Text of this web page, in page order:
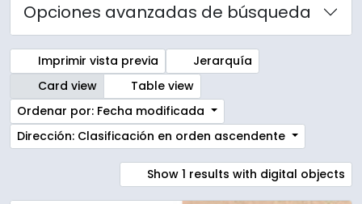
Opciones avanzadas de búsqueda
Imprimir vista previa
Jerarquía
Card view
Table view
Ordenar por: Fecha modificada
Dirección: Clasificación en orden ascendente
Show 1 results with digital objects